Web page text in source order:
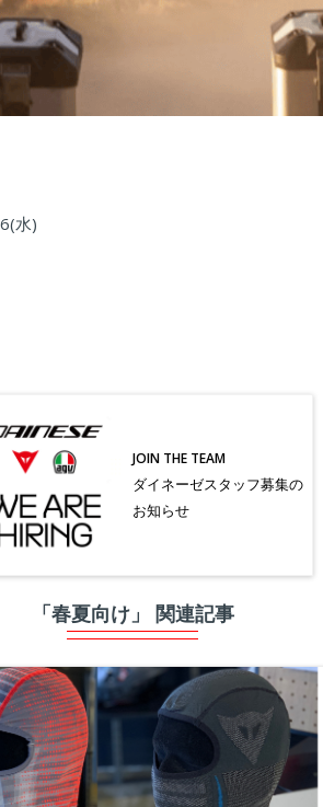
水)
JOIN THE TEAM
ダイネーゼスタッフ募集の
お知らせ
「春夏向け」 関連記事